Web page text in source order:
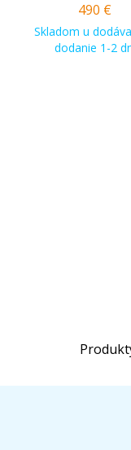
490 €
Skladom u
dodanie 1-2